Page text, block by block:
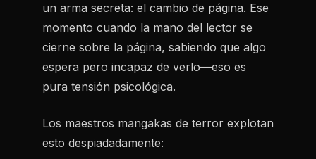
un arma secreta: el cambio de página. Ese
momento cuando la mano del lector se
cierne sobre la página, sabiendo que algo
espera pero incapaz de verlo—eso es
pura tensión psicológica.
Los maestros mangakas de terror explotan
esto despiadadamente: